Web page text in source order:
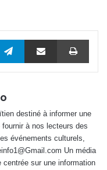
Telegram Partager par email
destiné à informer une
à nos lecteurs des
événements culturels,
Un média
centrée sur une information